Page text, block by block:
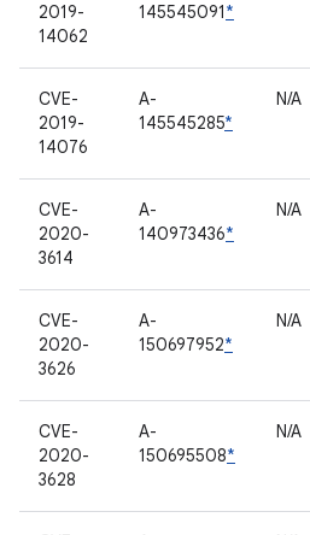
2019-
14062
145545091*
CVE-
2019-
14076
A-
145545285*
N/A
CVE-
2020-
3614
A-
140973436*
N/A
CVE-
2020-
3626
A-
150697952*
N/A
CVE-
2020-
3628
A-
150695508*
N/A